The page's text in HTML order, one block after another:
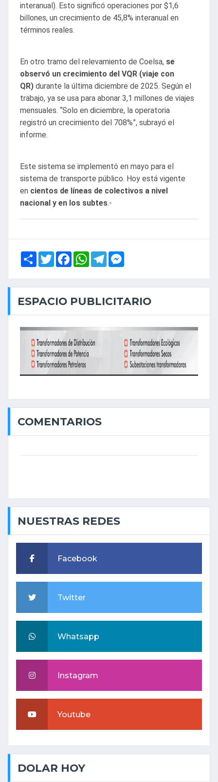
interanual). Esto significó operaciones por $1,6
billones, un crecimiento de 45,8% interanual en
términos reales.
En otro tramo del relevamiento de Coelsa, se
observó un crecimiento del VQR (viaje con
QR) durante la última diciembre de 2025. Según el
trabajo, ya se usa para abonar 3,1 millones de viajes
mensuales. “Solo en diciembre, la operatoria
registró un crecimiento del 708%”, subrayó el
informe.
Este sistema se implementó en mayo para el
sistema de transporte público. Hoy está vigente
en cientos de líneas de colectivos a nivel
nacional y en los subtes.-
ShareTwitterFacebook
WhatsApp
Telegram
ESPACIO PUBLICITARIO
COMENTARIOS
NUESTRAS REDES
Facebook
Twitter
Whatsapp
Instagram
Youtube
DOLAR HOY